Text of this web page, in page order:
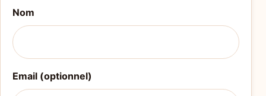
Nom
Email (optionnel)